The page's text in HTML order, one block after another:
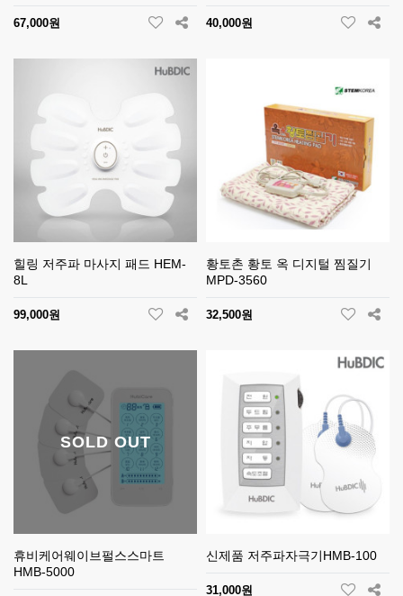
67,000원 40,000원
힐링 저주파 마사지 패드 HEM-
8L
99,000원
황토촌 황토 옥 디지털 찜질기
MPD-3560
32,500원
SOLD OUT
휴비케어웨이브펄스스마트
HMB-5000
신제품 저주파자극기HMB-100
31,000원